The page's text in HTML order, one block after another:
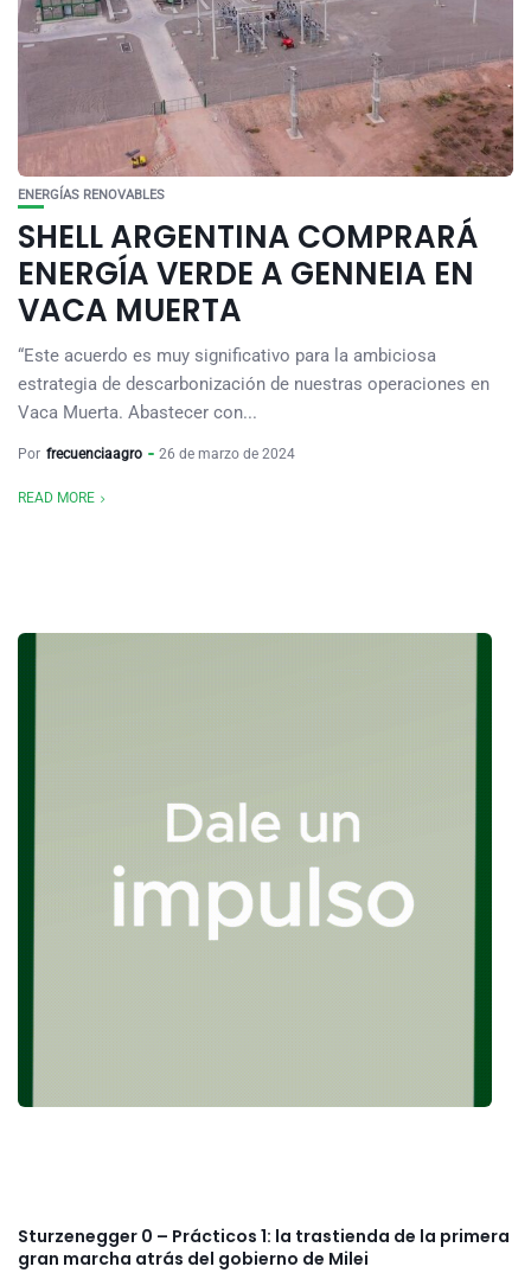
ENERGÍAS RENOVABLES
SHELL ARGENTINA COMPRARÁ
ENERGÍA VERDE A GENNEIA EN
VACA MUERTA
“Este acuerdo es muy significativo para la ambiciosa
estrategia de descarbonización de nuestras operaciones en
Vaca Muerta. Abastecer con...
Por frecuenciaagro 26 de marzo de 2024
READ MORE
Sturzenegger 0 – Prácticos 1: la trastienda de la primera
gran marcha atrás del gobierno de Milei